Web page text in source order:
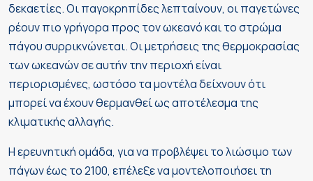
δεκαετίες. Οι παγοκρηπίδες λεπταίνουν, οι παγετώνες
ρέουν πιο γρήγορα προς τον ωκεανό και το στρώμα
πάγου συρρικνώνεται. Οι μετρήσεις της θερμοκρασίας
των ωκεανών σε αυτήν την περιοχή είναι
περιορισμένες, ωστόσο τα μοντέλα δείχνουν ότι
μπορεί να έχουν θερμανθεί ως αποτέλεσμα της
κλιματικής αλλαγής.
Η ερευνητική ομάδα, για να προβλέψει το λιώσιμο των
πάγων έως το 2100, επέλεξε να μοντελοποιήσει τη